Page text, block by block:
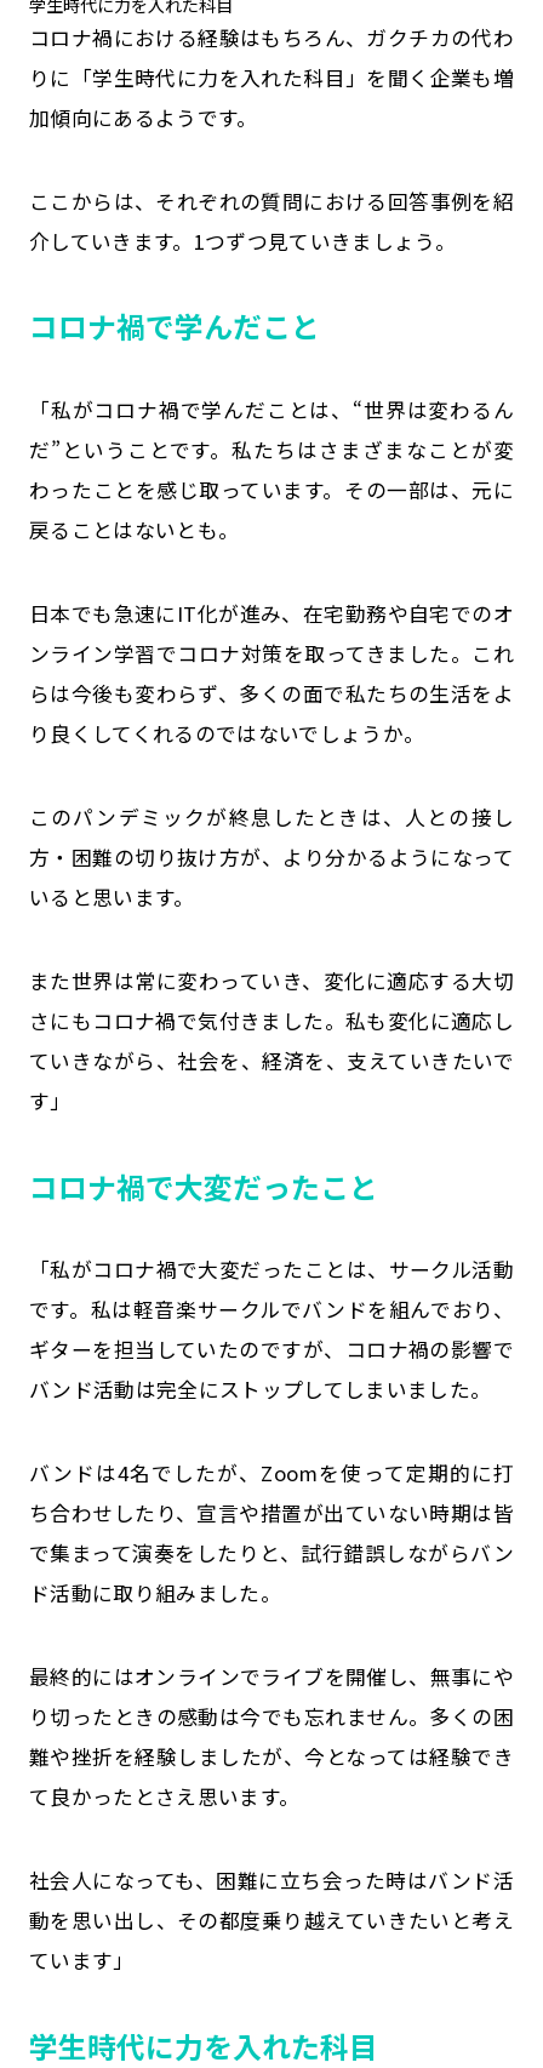
コロナ禍における経験はもちろん、ガクチカの代わ
りに「学生時代に力を入れた科目」を聞く企業も増
加傾向にあるようです。
ここからは、それぞれの質問における回答事例を紹
介していきます。1つずつ見ていきましょう。
コロナ禍で学んだこと
「私がコロナ禍で学んだことは、“世界は変わるん
だ”ということです。私たちはさまざまなことが変
わったことを感じ取っています。その一部は、元に
戻ることはないとも。
日本でも急速にIT化が進み、在宅勤務や自宅でのオ
ンライン学習でコロナ対策を取ってきました。これ
らは今後も変わらず、多くの面で私たちの生活をよ
り良くしてくれるのではないでしょうか。
このパンデミックが終息したときは、人との接し
方・困難の切り抜け方が、より分かるようになって
いると思います。
また世界は常に変わっていき、変化に適応する大切
さにもコロナ禍で気付きました。私も変化に適応し
ていきながら、社会を、経済を、支えていきたいで
す」
コロナ禍で大変だったこと
「私がコロナ禍で大変だったことは、サークル活動
です。私は軽音楽サークルでバンドを組んでおり、
ギターを担当していたのですが、コロナ禍の影響で
バンド活動は完全にストップしてしまいました。
バンドは4名でしたが、Zoomを使って定期的に打
ち合わせしたり、宣言や措置が出ていない時期は皆
で集まって演奏をしたりと、試行錯誤しながらバン
ド活動に取り組みました。
最終的にはオンラインでライブを開催し、無事にや
り切ったときの感動は今でも忘れません。多くの困
難や挫折を経験しましたが、今となっては経験でき
て良かったとさえ思います。
社会人になっても、困難に立ち会った時はバンド活
動を思い出し、その都度乗り越えていきたいと考え
ています」
学生時代に力を入れた科目